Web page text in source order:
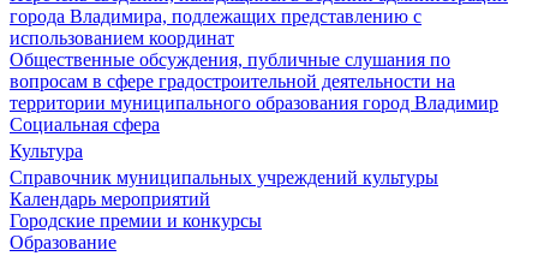
города Владимира, подлежащих представлению с
использованием координат
Общественные обсуждения, публичные слушания по
вопросам в сфере градостроительной деятельности на
территории муниципального образования город Владимир
Социальная сфера
Культура
Справочник муниципальных учреждений культуры
Календарь мероприятий
Городские премии и конкурсы
Образование